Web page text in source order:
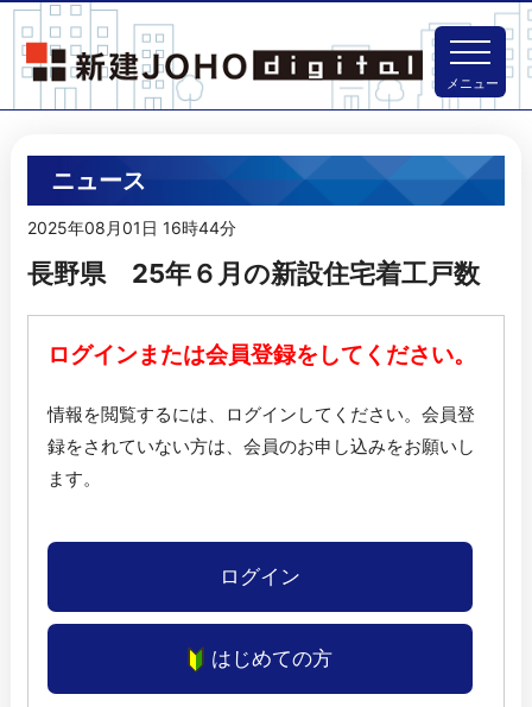
メニュー
ニュース
2025年08月01日 16時44分
長野県 25年６月の新設住宅着工戸数
ログインまたは会員登録をしてください。
情報を閲覧するには、ログインしてください。 会員登
録をされていない方は、会員のお申し込みをお願いし
ます。
ログイン
はじめての方